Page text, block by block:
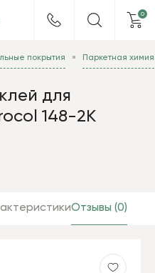
0
покрытия Паркетная химия
для
148-2К
Отзывы (0)